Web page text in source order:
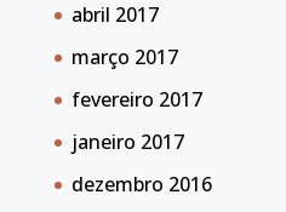
abril 2017
março 2017
fevereiro 2017
janeiro 2017
dezembro 2016